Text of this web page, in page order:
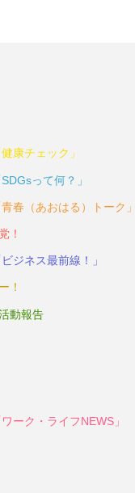
康チェック」
って何？」
春（あおはる）トーク」
！
ジネス最前線！」
！
動報告
ーク・ライフNEWS」